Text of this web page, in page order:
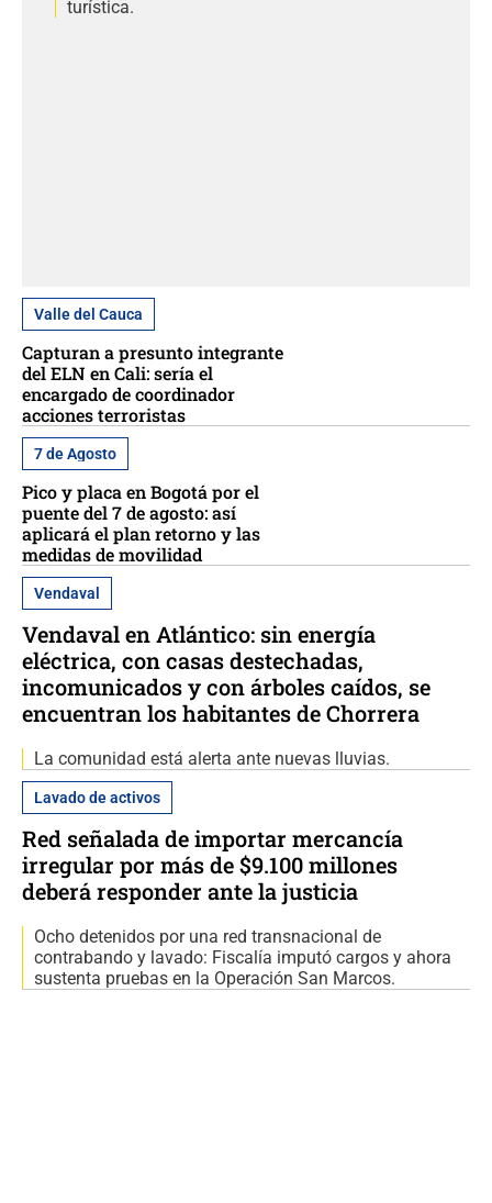
turística.
Valle del Cauca
Capturan a presunto integrante
del ELN en Cali: sería el
encargado de coordinador
acciones terroristas
7 de Agosto
Pico y placa en Bogotá por el
puente del 7 de agosto: así
aplicará el plan retorno y las
medidas de movilidad
Vendaval
Vendaval en Atlántico: sin energía
eléctrica, con casas destechadas,
incomunicados y con árboles caídos, se
encuentran los habitantes de Chorrera
La comunidad está alerta ante nuevas lluvias.
Lavado de activos
Red señalada de importar mercancía
irregular por más de $9.100 millones
deberá responder ante la justicia
Ocho detenidos por una red transnacional de
contrabando y lavado: Fiscalía imputó cargos y ahora
sustenta pruebas en la Operación San Marcos.